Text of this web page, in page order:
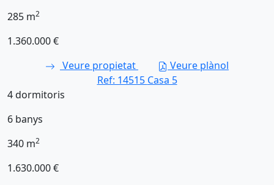
285 m2
1.360.000 €
Veure propietat
Veure plànol
Ref: 14515 Casa 5
4dormitoris
6 banys
340 m2
1.630.000 €